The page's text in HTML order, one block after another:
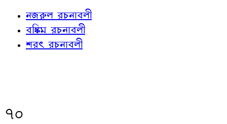
নজরুল রচনাবলী
বঙ্কিম রচনাবলী
শরৎ রচনাবলী
৭০